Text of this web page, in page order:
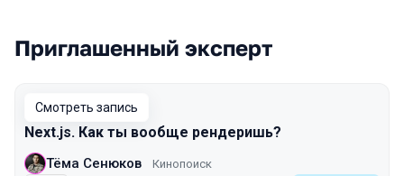
Выступления в сезоне 2024 Spring
Приглашенный эксперт
Смотреть запись
Next.js. Как ты вообще рендеришь?
Тёма Сенюков Кинопоиск